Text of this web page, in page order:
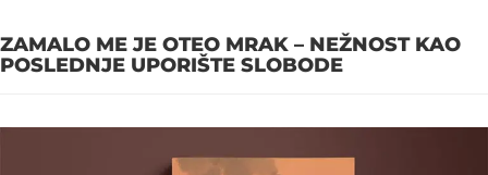
ZAMALO ME JE OTEO MRAK – NEŽNOST KAO
POSLEDNJE UPORIŠTE SLOBODE